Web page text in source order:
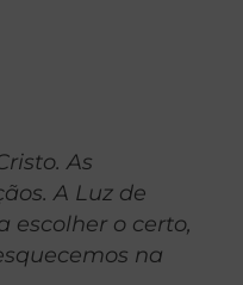
As
A Luz de
escolher o certo,
na